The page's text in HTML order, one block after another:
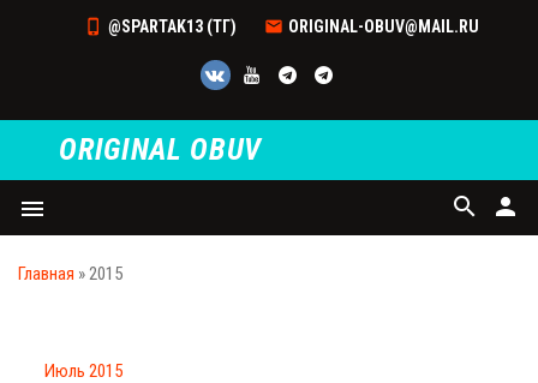
@SPARTAK13 (ТГ) ORIGINAL-OBUV@MAIL.RU
ORIGINAL OBUV
menu person
search
Главная »2015
Июль 2015